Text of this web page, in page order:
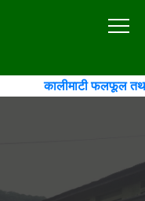
कालीमाटी फलफूल तथा